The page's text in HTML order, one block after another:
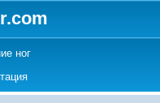
tab)
ног(Opens a new tab)
tab)(Opens a new tab)